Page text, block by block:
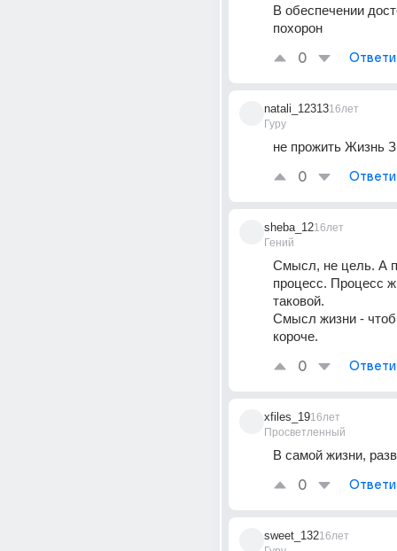
В обеспечении
похорон
0
natali_12313
Гуру
16лет
не прожить Жизнь
0
sheba_12
Гений
16лет
Смысл, не цель. А
процесс. Процесс
таковой.
Смысл жизни -
короче.
0
xfiles_19
Просветленный
16лет
В самой жизни,
0
sweet_13216лет